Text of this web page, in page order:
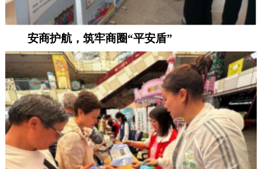
安商护航，筑牢商圈“平安盾”